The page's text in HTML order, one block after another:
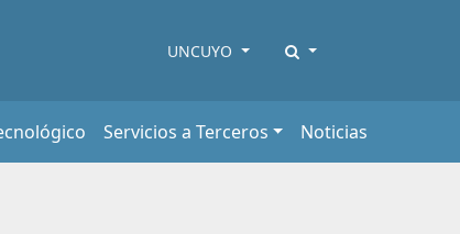
UNCUYO
Servicios a Terceros Noticias